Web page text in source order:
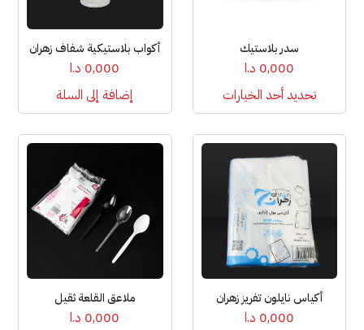
سدر بلاستيك
0,000 د.ا
تحديد أحد الخيارات
صفحة
المنتج
أكواب بلاستيكية شفاف زهران
0,000 د.ا
إضافة إلى السلة
أكياس نايلون تفريز زهران
0,000 د.ا
ملاعق القلعة ثقيل
0,000 د.ا